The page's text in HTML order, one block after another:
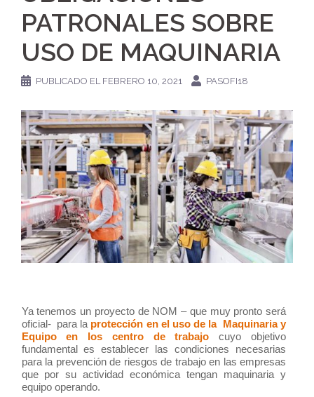
PATRONALES SOBRE
USO DE MAQUINARIA
PUBLICADO EL FEBRERO 10, 2021 PASOFI18
Ya tenemos un proyecto de NOM – que muy pronto será
oficial- para la protección en el uso de la
Maquinaria y
Equipo en los centro de trabajocuyo objetivo
fundamental es establecer las condiciones necesarias
para la prevención de riesgos de trabajo en las empresas
que por su actividad económica tengan maquinaria y
equipo operando.